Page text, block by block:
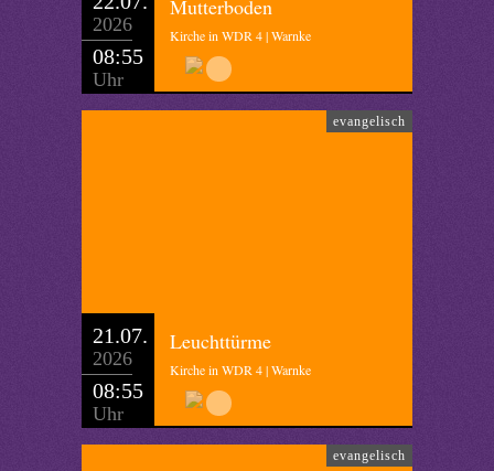
2026
08:55
Uhr
Mutterboden
Kirche in WDR 4 | Warnke
evangelisch
21.07.
2026
08:55
Uhr
Leuchttürme
Kirche in WDR 4 | Warnke
evangelisch